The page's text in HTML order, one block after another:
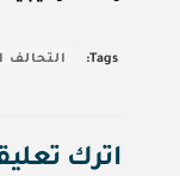
Tags: التحالف
اترك